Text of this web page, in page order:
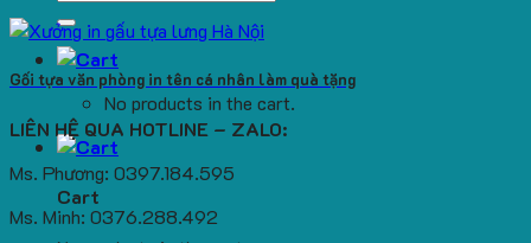
No products in the cart.
Cart
Gối tựa văn phòng in tên cá nhân làm quà tặng
LIÊN HỆ QUA HOTLINE – ZALO:
Ms. Phương: 0397.184.595
Ms. Minh: 0376.288.492